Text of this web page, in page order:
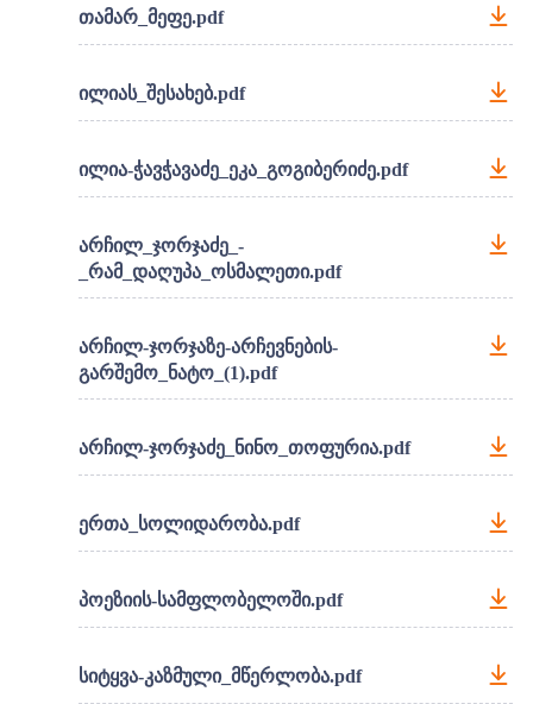
თამარ_მეფე.pdf
ილიას_შესახებ.pdf
ილია-ჭავჭავაძე_ეკა_გოგიბერიძე.pdf
არჩილ_ჯორჯაძე_-
_რამ_დაღუპა_ოსმალეთი.pdf
არჩილ-ჯორჯაზე-არჩევნების-
გარშემო_ნატო_(1).pdf
არჩილ-ჯორჯაძე_ნინო_თოფურია.pdf
ერთა_სოლიდარობა.pdf
პოეზიის-სამფლობელოში.pdf
სიტყვა-კაზმული_მწერლობა.pdf